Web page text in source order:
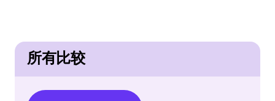
所有比较